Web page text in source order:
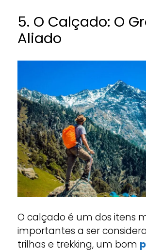
5. O Calçado: O
Aliado
O calçado é um dos itens
importantes a ser
trilhas e trekking, um bom